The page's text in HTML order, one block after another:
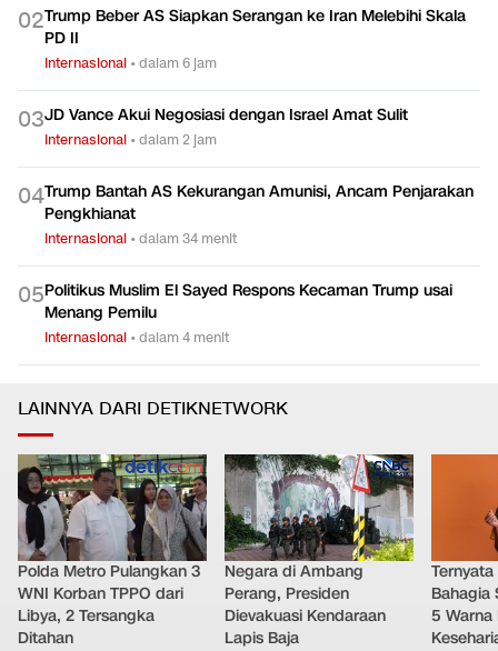
02Trump Beber AS Siapkan Serangan ke Iran Melebihi Skala
PD II
Internasional •dalam 6 jam
03JD Vance Akui Negosiasi dengan Israel Amat Sulit
Internasional •dalam 2 jam
04Trump Bantah AS Kekurangan Amunisi, Ancam Penjarakan
Pengkhianat
Internasional •dalam 34 menit
05Politikus Muslim El Sayed Respons Kecaman Trump usai
Menang Pemilu
Internasional •dalam 4 menit
LAINNYA DARI DETIKNETWORK
Polda Metro Pulangkan 3
WNI Korban TPPO dari
Libya, 2 Tersangka
Ditahan
Negara di Ambang
Perang, Presiden
Dievakuasi Kendaraan
Lapis Baja
Bahagia
5